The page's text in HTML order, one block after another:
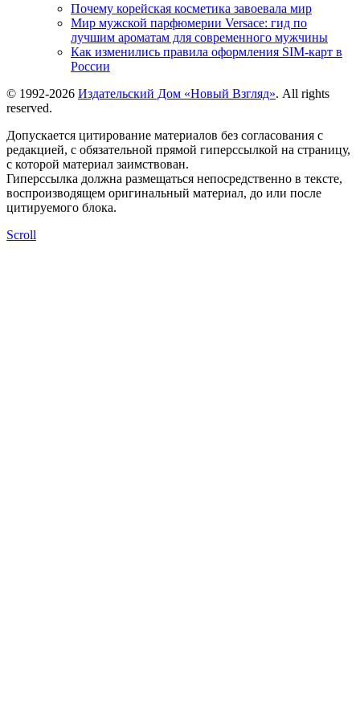
Почему корейская косметика завоевала мир
Мир мужской парфюмерии Versace: гид по
лучшим ароматам для современного мужчины
Как изменились правила оформления SIM-карт в
России
© 1992-2026 Издательский Дом «Новый Взгляд». All rights
reserved.
Допускается цитирование материалов без согласования с
редакцией, с обязательной прямой гиперссылкой на страницу,
с которой материал заимствован.
Гиперссылка должна размещаться непосредственно в тексте,
воспроизводящем оригинальный материал, до или после
цитируемого блока.
Scroll